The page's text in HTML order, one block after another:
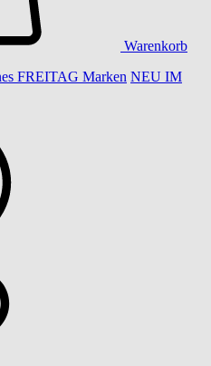
Warenkorb
FREITAG Marken NEU IM